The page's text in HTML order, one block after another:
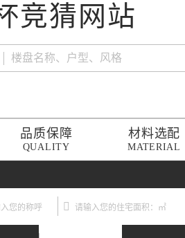
竞猜网站
品质保障
QUALITY
材料选配
MATERIAL